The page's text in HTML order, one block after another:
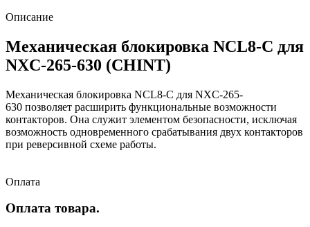
Описание
Механическая блокировка NCL8-C для
NXC-265-630 (CHINT)
Механическая блокировка NCL8-C для NXC-265-
630 позволяет расширить функциональные возможности
контакторов. Она служит элементом безопасности, исключая
возможность одновременного срабатывания двух контакторов
при реверсивной схеме работы.
Оплата
Оплата товара.